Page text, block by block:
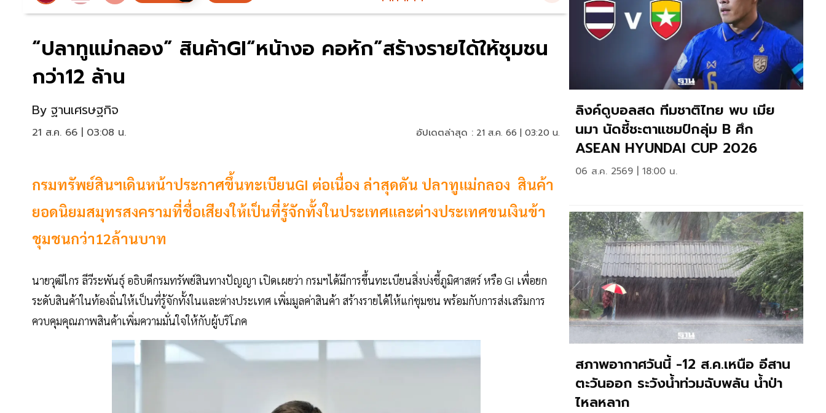
“ปลาทูแม่กลอง” สินค้าGI“หน้างอ คอหัก”สร้างรายได้ให้ชุมชน
กว่า12 ล้าน
By ฐานเศรษฐกิจ
21 ส.ค. 66 | 03:08 น. อัปเดตล่าสุด : 21 ส.ค. 66 | 03:20 น.
กรมทรัพย์สินฯเดินหน้าประกาศขึ้นทะเบียนGI ต่อเนื่อง ล่าสุดดัน ปลาทูแม่กลอง สินค้า
ยอดนิยมสมุทรสงครามที่ชื่อเสียงให้เป็นที่รู้จักทั้งในประเทศและต่างประเทศขนเงินข้า
ชุมชนกว่า12ล้านบาท
นายวุฒิไกร ลีวีระพันธุ์ อธิบดีกรมทรัพย์สินทางปัญญา เปิดเผยว่า กรมฯได้มีการขึ้นทะเบียนสิ่งบ่งชี้ภูมิศาสตร์ หรือ GI เพื่อยก
ระดับสินค้าในท้องถิ่นให้เป็นที่รู้จักทั้งในและต่างประเทศ เพิ่มมูลค่าสินค้า สร้างรายได้ให้แก่ชุมชน พร้อมกับการส่งเสริมการ
ควบคุมคุณภาพสินค้าเพิ่มความมั่นใจให้กับผู้บริโภค
ลิงค์ดูบอลสด ทีมชาติไทย พบ เมีย
นมา นัดชี้ชะตาแชมป์กลุ่ม B ศึก
ASEAN HYUNDAI CUP 2026
06 ส.ค. 2569 | 18:00 น.
สภาพอากาศวันนี้ -12 ส.ค.เหนือ อีสาน
ตะวันออก ระวังน้ำท่วมฉับพลัน น้ำป่า
ไหลหลาก